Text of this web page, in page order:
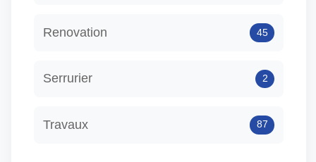
Renovation 45
Serrurier 2
Travaux 87